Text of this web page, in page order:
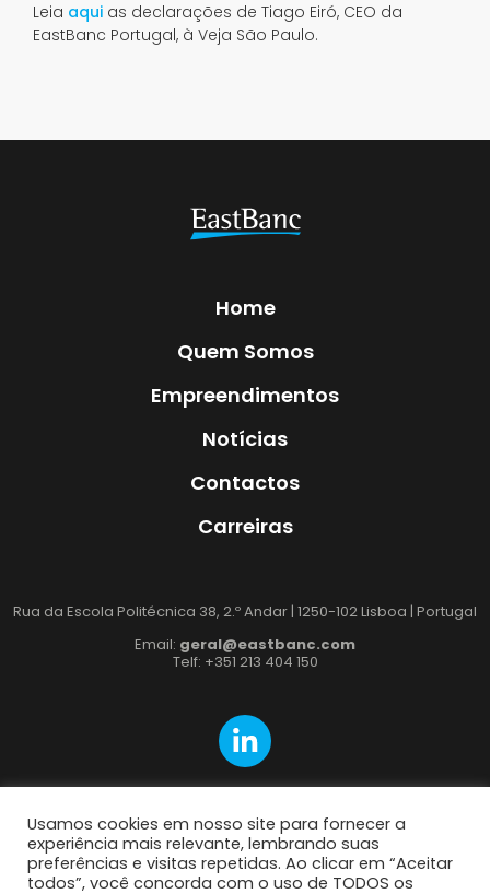
Leia aqui as declarações de Tiago Eiró, CEO da
EastBanc Portugal, à Veja São Paulo.
Home
Quem Somos
Empreendimentos
Notícias
Contactos
Carreiras
Rua da Escola Politécnica 38, 2.º Andar | 1250-102 Lisboa | Portugal
Email: geral@eastbanc.com
Telf: +351 213 404 150
Política de Cookies
Usamos cookies em nosso site para fornecer a
experiência mais relevante, lembrando suas
preferências e visitas repetidas. Ao clicar em “Aceitar
todos”, você concorda com o uso de TODOS os